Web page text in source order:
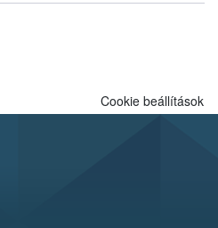
és ökológiai termesztésben is
Cookie beállítások